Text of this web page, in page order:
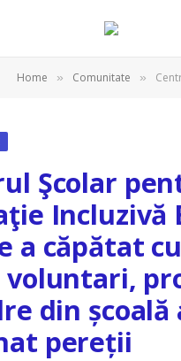
Home » Comunitate » Centrul Şcolar pentru
Şcolar
Incluzivă
a căpătat
voluntari,
din școală
pereții